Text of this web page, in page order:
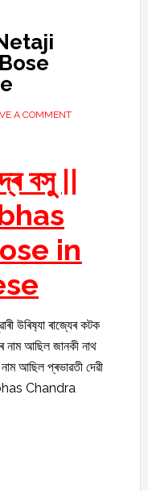
Netaji
A COMMENT
বসু ||
in
উৰিষ‍্যা ৰাজ্যেৰ কটক
নাম আছিল জানকী নাথ
আছিল প্ৰভাৱতী দেৱী
Chandra